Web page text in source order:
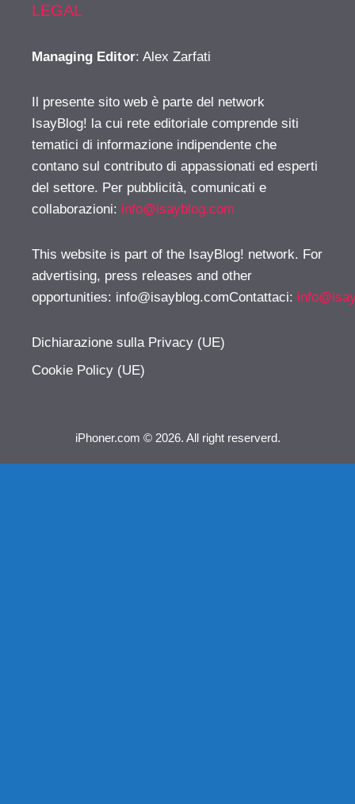
LEGAL
Managing Editor: Alex Zarfati
Il presente sito web è parte del network
IsayBlog! la cui rete editoriale comprende siti
tematici di informazione indipendente che
contano sul contributo di appassionati ed esperti
del settore. Per pubblicità, comunicati e
collaborazioni: info@isayblog.com
This website is part of the IsayBlog! network. For
advertising, press releases and other
opportunities: info@isayblog.comContattaci:
Dichiarazione sulla Privacy (UE)
Cookie Policy (UE)
iPhoner.com © 2026. All right reserverd.